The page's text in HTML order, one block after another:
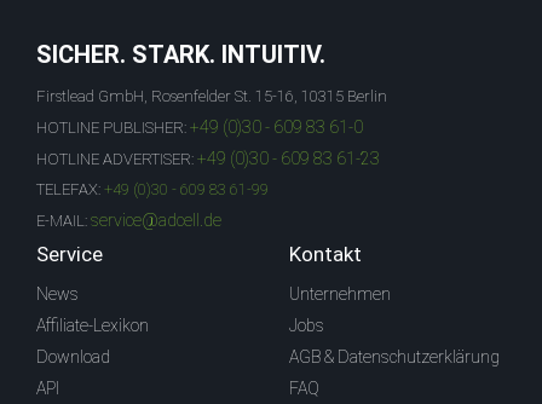
SICHER. STARK. INTUITIV.
Firstlead GmbH, Rosenfelder St. 15-16, 10315 Berlin
HOTLINE PUBLISHER: +49 (0)30 - 609 83 61-0
HOTLINE ADVERTISER: +49 (0)30 - 609 83 61-23
TELEFAX: +49 (0)30 - 609 83 61-99
E-MAIL: service@adcell.de
Service
News
Affiliate-Lexikon
Download
API
Kontakt
Unternehmen
Jobs
AGB & Datenschutzerklärung
FAQ